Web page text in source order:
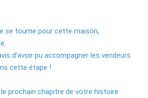
se tourne pour cette maison,
d'avoir pu accompagner les vendeurs
cette étape !
prochain chapitre de votre histoire